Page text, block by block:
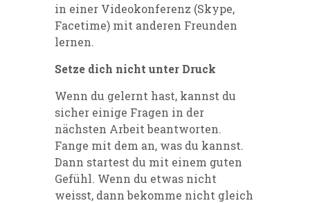
in einer Videokonferenz (Skype,
Facetime) mit anderen Freunden
lernen.
Setze dich nicht unter Druck
Wenn du gelernt hast, kannst du
sicher einige Fragen in der
nächsten Arbeit beantworten.
Fange mit dem an, was du kannst.
Dann startest du mit einem guten
Gefühl. Wenn du etwas nicht
weisst, dann bekomme nicht gleich